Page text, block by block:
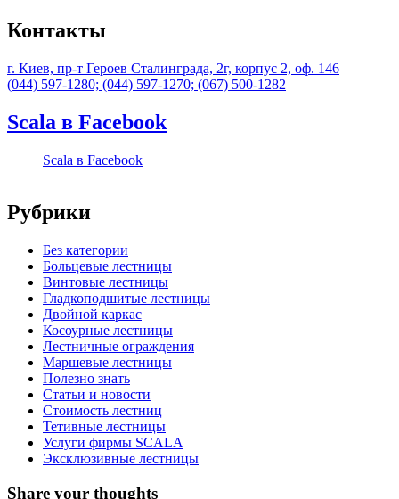
Контакты
г. Киев, пр-т Героев Сталинграда, 2г, корпус 2, оф. 146
(044) 597-1280; (044) 597-1270; (067) 500-1282
Scala в Facebook
Scala в Facebook
Рубрики
Без категории
Больцевые лестницы
Винтовые лестницы
Гладкоподшитые лестницы
Двойной каркас
Косоурные лестницы
Лестничные ограждения
Маршевые лестницы
Полезно знать
Статьи и новости
Стоимость лестниц
Тетивные лестницы
Услуги фирмы SCALA
Эксклюзивные лестницы
Share your thoughts